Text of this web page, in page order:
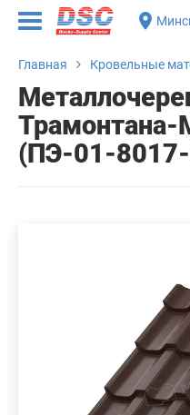
Главная Кровельные
Трамонтана-
(ПЭ-01-